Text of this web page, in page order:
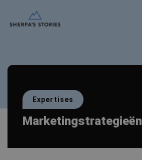
Expertises
Marketingstrategieën